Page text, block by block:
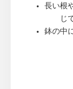
長い根
じ
鉢の中